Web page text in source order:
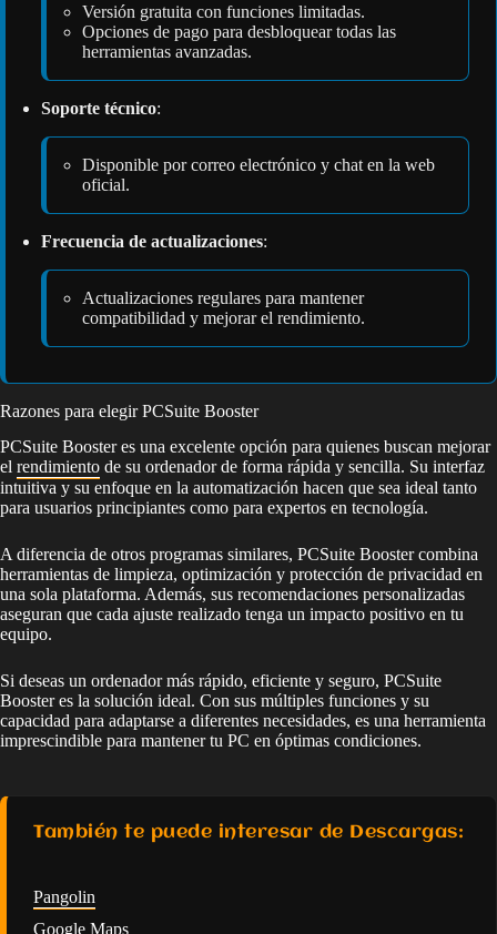
Versión gratuita con funciones limitadas.
Opciones de pago para desbloquear todas las
herramientas avanzadas.
Soporte técnico:
Disponible por correo electrónico y chat en la web
oficial.
Frecuencia de actualizaciones:
Actualizaciones regulares para mantener
compatibilidad y mejorar el rendimiento.
Razones para elegir PCSuite Booster
PCSuite Booster es una excelente opción para quienes buscan mejorar
el rendimiento de su ordenador de forma rápida y sencilla. Su interfaz
intuitiva y su enfoque en la automatización hacen que sea ideal tanto
para usuarios principiantes como para expertos en tecnología.
A diferencia de otros programas similares, PCSuite Booster combina
herramientas de limpieza, optimización y protección de privacidad en
una sola plataforma. Además, sus recomendaciones personalizadas
aseguran que cada ajuste realizado tenga un impacto positivo en tu
equipo.
Si deseas un ordenador más rápido, eficiente y seguro, PCSuite
Booster es la solución ideal. Con sus múltiples funciones y su
capacidad para adaptarse a diferentes necesidades, es una herramienta
imprescindible para mantener tu PC en óptimas condiciones.
También te puede interesar de Descargas:
Pangolin
Google Maps